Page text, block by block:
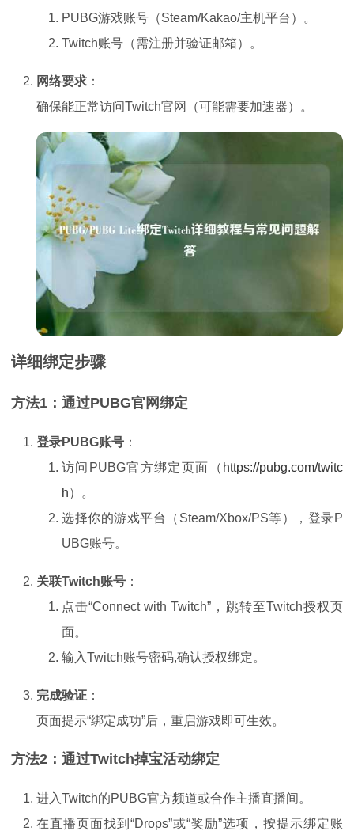
PUBG游戏账号（Steam/Kakao/主机平台）。
Twitch账号（需注册并验证邮箱）。
网络要求 ：
确保能正常访问Twitch官网（可能需要加速器）。
详细绑定步骤
方法1：通过PUBG官网绑定
登录PUBG账号 ：
访问PUBG官方绑定页面（ https://pubg.com/twitc
h）。
选择你的游戏平台（Steam/Xbox/PS等），登录P
UBG账号。
关联Twitch账号 ：
点击“Connect with Twitch”，跳转至Twitch授权页
面。
输入Twitch账号密码,确认授权绑定。
完成验证 ：
页面提示“绑定成功”后，重启游戏即可生效。
方法2：通过Twitch掉宝活动绑定
进入Twitch的PUBG官方频道或合作主播直播间。
在直播页面找到“Drops”或“奖励”选项，按提示绑定账